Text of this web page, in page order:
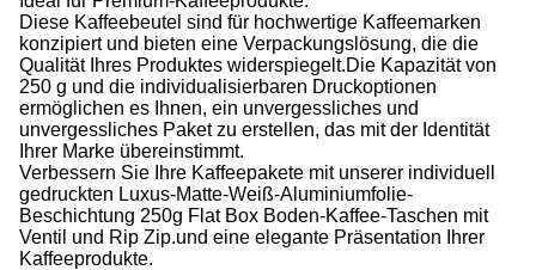
Diese Kaffeebeutel sind für hochwertige Kaffeemarken
konzipiert und bieten eine Verpackungslösung, die die
Qualität Ihres Produktes widerspiegelt.Die Kapazität von
250 g und die individualisierbaren Druckoptionen
ermöglichen es Ihnen, ein unvergessliches und
unvergessliches Paket zu erstellen, das mit der Identität
Ihrer Marke übereinstimmt.
Verbessern Sie Ihre Kaffeepakete mit unserer individuell
gedruckten Luxus-Matte-Weiß-Aluminiumfolie-
Beschichtung 250g Flat Box Boden-Kaffee-Taschen mit
Ventil und Rip Zip.und eine elegante Präsentation Ihrer
Kaffeeprodukte.